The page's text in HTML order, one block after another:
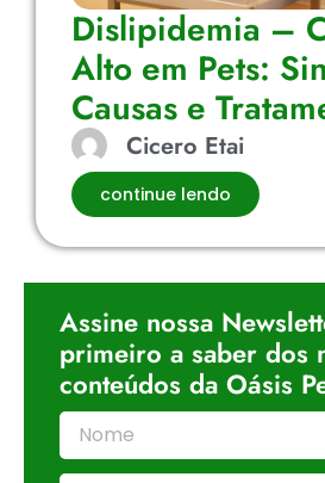
Dislipidemia –
Alto em Pets:
Causas e
Cicero Etai
continue lendo
Assine nossa
primeiro a saber dos
conteúdos da Oásis